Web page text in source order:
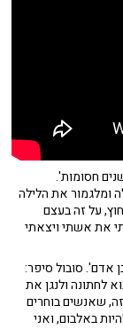
חסומות'.
ומלגמור את הלילה
על זה בעצם
את אשתי ויצאתי
אדם'. סובול סיפר:
לחתונה ולנגן את
שאנשים בוחרים
באלבום, ואני